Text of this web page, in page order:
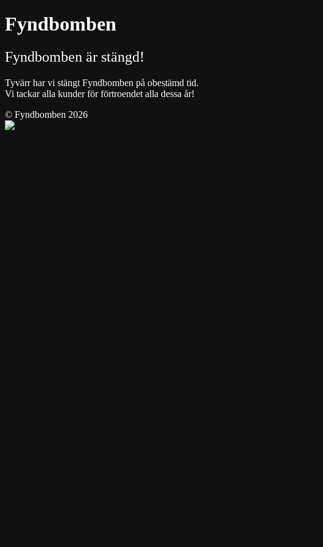
Fyndbomben
Fyndbomben är stängd!
Tyvärr har vi stängt Fyndbomben på obestämd tid.
Vi tackar alla kunder för förtroendet alla dessa år!
© Fyndbomben 2026